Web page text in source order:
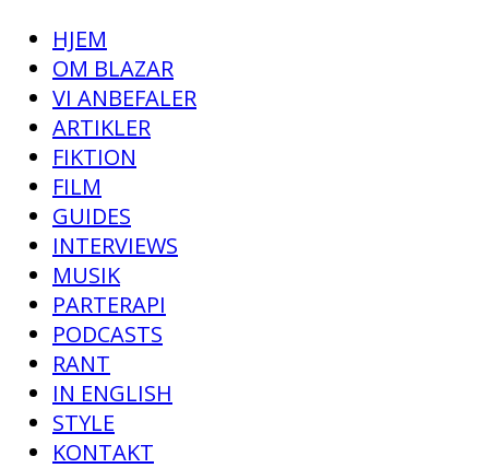
HJEM
OM BLAZAR
VI ANBEFALER
ARTIKLER
FIKTION
FILM
GUIDES
INTERVIEWS
MUSIK
PARTERAPI
PODCASTS
RANT
IN ENGLISH
STYLE
KONTAKT